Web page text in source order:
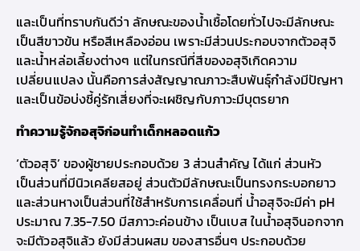
และเป็นที่ทราบกันดีว่า ลักษณะของน้ำเชื้อโดยทั่วไปจะมีลักษณะ
เป็นสีขาวข้น หรือสีเหลืองอ่อน เพราะมีส่วนประกอบจากตัวอสุจิ
และน้ำหล่อเลี้ยงต่างๆ แต่ในกรณีที่สีของอสุจิเกิดความ
เปลี่ยนแปลง นั้นคือการส่งสัญญาณภาวะสืบพันธุ์กำลังมีปัญหา
และเป็นข้อบ่งชี้คู่รักเสี่ยงที่จะเผชิญกับภาวะมีบุตรยาก
ทำความรู้จักอสุจิก่อนทำเด็กหลอดแก้ว
‘ตัวอสุจิ’ ของผู้ชายประกอบด้วย 3 ส่วนสำคัญ ได้แก่ ส่วนหัว
เป็นส่วนที่มีนิวเคลียสอยู่ ส่วนตัวมีลักษณะเป็นทรงกระบอกยาว
และส่วนหางเป็นส่วนที่ใช้สำหรับการเคลื่อนที่ น้ำอสุจิจะมีค่า pH
ประมาณ 7.35-7.50 มีสภาวะค่อนข้าง เป็นเบส ในน้ำอสุจินอกจาก
จะมีตัวอสุจิแล้ว ยังมีส่วนผสม ของสารอื่นๆ ประกอบด้วย